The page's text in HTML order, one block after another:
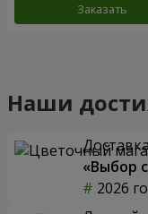
Заказать
Наши
«Выбор
2026